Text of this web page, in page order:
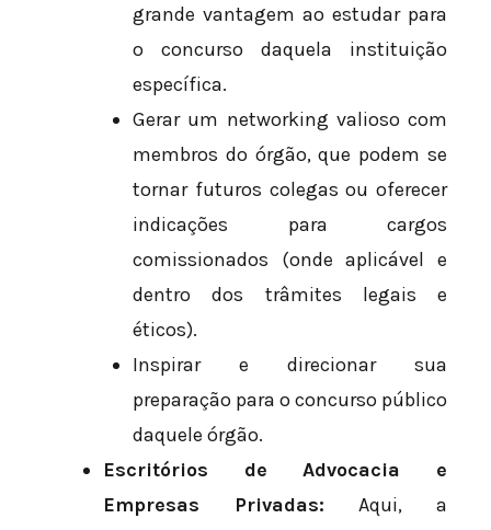
grande vantagem ao estudar para
o concurso daquela instituição
específica.
Gerar um networking valioso com
membros do órgão, que podem se
tornar futuros colegas ou oferecer
indicações para cargos
comissionados (onde aplicável e
dentro dos trâmites legais e
éticos).
Inspirar e direcionar sua
preparação para o concurso público
daquele órgão.
Escritórios de Advocacia e
Empresas Privadas: Aqui, a